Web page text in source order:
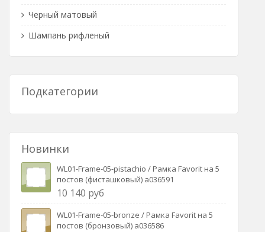
Черный матовый
Шампань рифленый
Подкатегории
Новинки
WL01-Frame-05-pistachio / Рамка Favorit на 5
постов (фисташковый) a036591
10 140 руб
WL01-Frame-05-bronze / Рамка Favorit на 5
постов (бронзовый) a036586